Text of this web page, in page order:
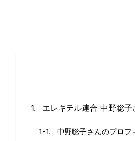
エレキテル連合 中野聡子
中野聡子さんのプロフ